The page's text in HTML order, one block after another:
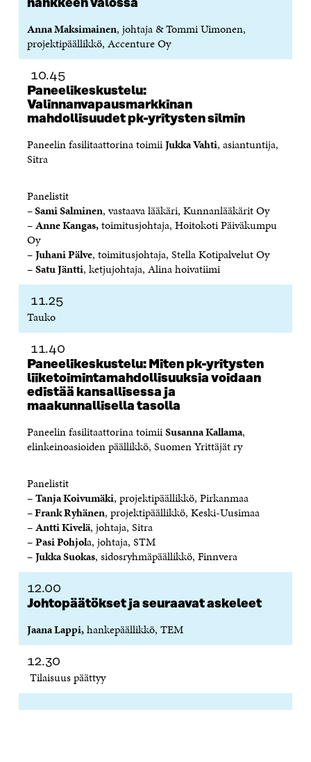
U
E
S
S
A
I
K
K
U
A
S
D
S
S
A
K
U
N
S
U
E
S
S
K
K
U
A
D
E
S
K
K
N
hankkeen valossa
Anna Maksimainen, johtaja & Tommi Uimonen,
projektipäällikkö, Accenture Oy
10.45
Paneelikeskustelu:
Valinnanvapausmarkkinan
mahdollisuudet pk-yritysten silmin
Paneelin fasilitaattorina toimiiJukka Vahti, asiantuntija,
Sitra
Panelistit
–Sami Salminen, vastaava lääkäri, Kunnanlääkärit Oy
–Anne Kangas,toimitusjohtaja, Hoitokoti Päiväkumpu
Oy
–Juhani Pälve, toimitusjohtaja, Stella Kotipalvelut Oy
–Satu Jäntti, ketjujohtaja, Alina hoivatiimi
11.25
Tauko
11.40
Paneelikeskustelu: Miten pk-yritysten
liiketoimintamahdollisuuksia voidaan
edistää kansallisessa ja
maakunnallisella tasolla
Paneelin fasilitaattorina toimiiSusanna Kallama,
elinkeinoasioiden päällikkö, Suomen Yrittäjät ry
Panelistit
–Tanja Koivumäki, projektipäällikkö, Pirkanmaa
–Frank Ryhänen, projektipäällikkö, Keski-Uusimaa
–Antti Kivelä, johtaja, Sitra
–Pasi Pohjola, johtaja, STM
–Jukka Suokas, sidosryhmäpäällikkö, Finnvera
12.00
Johtopäätökset ja seuraavat askeleet
Jaana Lappi,hankepäällikkö, TEM
12.30
Tilaisuus päättyy